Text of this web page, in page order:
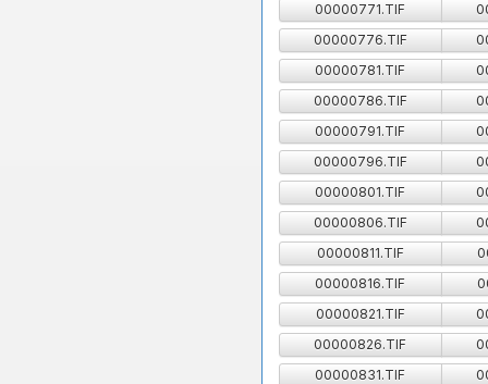
00000771.TIF
00000776.TIF
00000781.TIF
00000786.TIF
00000791.TIF
00000796.TIF
00000801.TIF
00000806.TIF
00000811.TIF
00000816.TIF
00000821.TIF
00000826.TIF
00000831.TIF